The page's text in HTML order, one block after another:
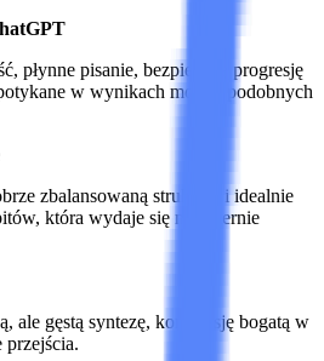
płynne pisanie, bezpieczną progresję
w wynikach modeli podobnych
zbalansowaną strukturę i idealnie
która wydaje się nadmiernie
ale gęstą syntezę, kompresję bogatą w
przejścia.